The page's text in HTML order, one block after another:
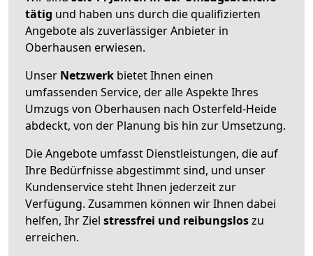
tätig und haben uns durch die qualifizierten
Angebote als zuverlässiger Anbieter in
Oberhausen erwiesen.
Unser Netzwerk bietet Ihnen einen
umfassenden Service, der alle Aspekte Ihres
Umzugs von Oberhausen nach Osterfeld-Heide
abdeckt, von der Planung bis hin zur Umsetzung.
Die Angebote umfasst Dienstleistungen, die auf
Ihre Bedürfnisse abgestimmt sind, und unser
Kundenservice steht Ihnen jederzeit zur
Verfügung. Zusammen können wir Ihnen dabei
helfen, Ihr Ziel stressfrei und reibungsloszu
erreichen.